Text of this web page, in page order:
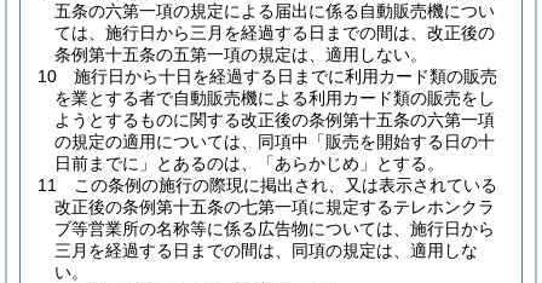
五条の六第一項の規定による届出に係る自動販売機につい
ては、施行日から三月を経過する日までの間は、改正後の
条例第十五条の五第一項の規定は、適用しない。
10
施行日から十日を経過する日までに利用カード類の販売
を業とする者で自動販売機による利用カード類の販売をし
ようとするものに関する改正後の条例第十五条の六第一項
の規定の適用については、同項中「販売を開始する日の十
日前までに」とあるのは、「あらかじめ」とする。
11
この条例の施行の際現に掲出され、又は表示されている
改正後の条例第十五条の七第一項に規定するテレホンクラ
ブ等営業所の名称等に係る広告物については、施行日から
三月を経過する日までの間は、同項の規定は、適用しな
い。